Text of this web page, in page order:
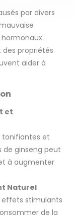
par divers
propriétés
aider à
et
tonifiantes et
de ginseng peut
à augmenter
Naturel
effets stimulants
de la